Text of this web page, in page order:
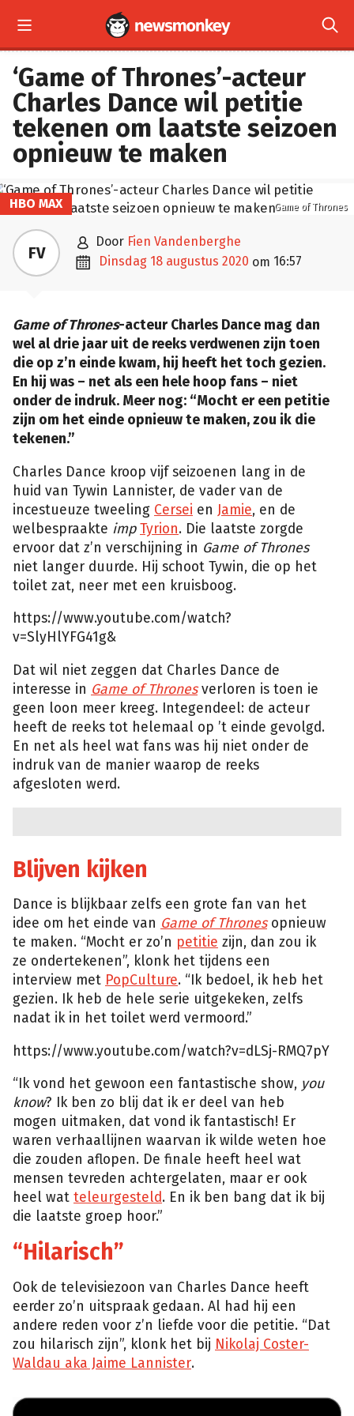
 
‘Game of Thrones’-acteur
Charles Dance wil petitie
tekenen om laatste seizoen
opnieuw te maken
Game of Thrones
HBO MAX
FV  door Fien Vandenberghe
 dinsdag 18 augustus 2020 om 16:57
Game of Thrones-acteur Charles Dance mag dan
wel al drie jaar uit de reeks verdwenen zijn toen
die op z’n einde kwam, hij heeft het toch gezien.
En hij was – net als een hele hoop fans – niet
onder de indruk. Meer nog: “Mocht er een petitie
zijn om het einde opnieuw te maken, zou ik die
tekenen.”
Charles Dance kroop vijf seizoenen lang in de
huid van Tywin Lannister, de vader van de
incestueuze tweeling Cersei en Jamie, en de
welbespraakte imp Tyrion. Die laatste zorgde
ervoor dat z’n verschijning in Game of Thrones
niet langer duurde. Hij schoot Tywin, die op het
toilet zat, neer met een kruisboog.
https://www.youtube.com/watch?
v=SlyHlYFG41g&
Dat wil niet zeggen dat Charles Dance de
interesse in Game of Thronesverloren is toen ie
geen loon meer kreeg. Integendeel: de acteur
heeft de reeks tot helemaal op ’t einde gevolgd.
En net als heel wat fans was hij niet onder de
indruk van de manier waarop de reeks
afgesloten werd.
Blijven kijken
Dance is blijkbaar zelfs een grote fan van het
idee om het einde van Game of Thronesopnieuw
te maken. “Mocht er zo’n petitie zijn, dan zou ik
ze ondertekenen”, klonk het tijdens een
interview met PopCulture. “Ik bedoel, ik heb het
gezien. Ik heb de hele serie uitgekeken, zelfs
nadat ik in het toilet werd vermoord.”
https://www.youtube.com/watch?v=dLSj-RMQ7pY
“Ik vond het gewoon een fantastische show, you
know? Ik ben zo blij dat ik er deel van heb
mogen uitmaken, dat vond ik fantastisch! Er
waren verhaallijnen waarvan ik wilde weten hoe
die zouden aflopen. De finale heeft heel wat
mensen tevreden achtergelaten, maar er ook
heel wat teleurgesteld. En ik ben bang dat ik bij
die laatste groep hoor.”
“Hilarisch”
Ook de televisiezoon van Charles Dance heeft
eerder zo’n uitspraak gedaan. Al had hij een
andere reden voor z’n liefde voor die petitie. “Dat
zou hilarisch zijn”, klonk het bij Nikolaj Coster-
Waldau aka Jaime Lannister.